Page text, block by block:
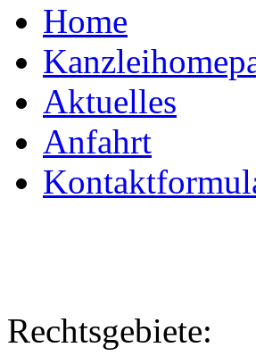
Home
Aktuelles
Anfahrt
Rechtsgebiete: